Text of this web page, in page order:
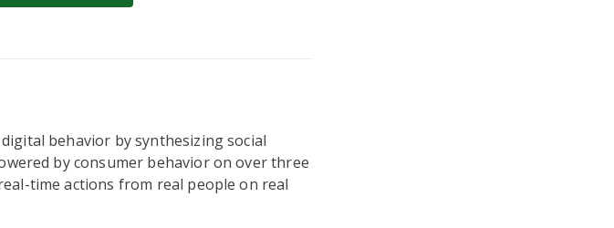
behavior by synthesizing social
by consumer behavior on over three
time actions from real people on real